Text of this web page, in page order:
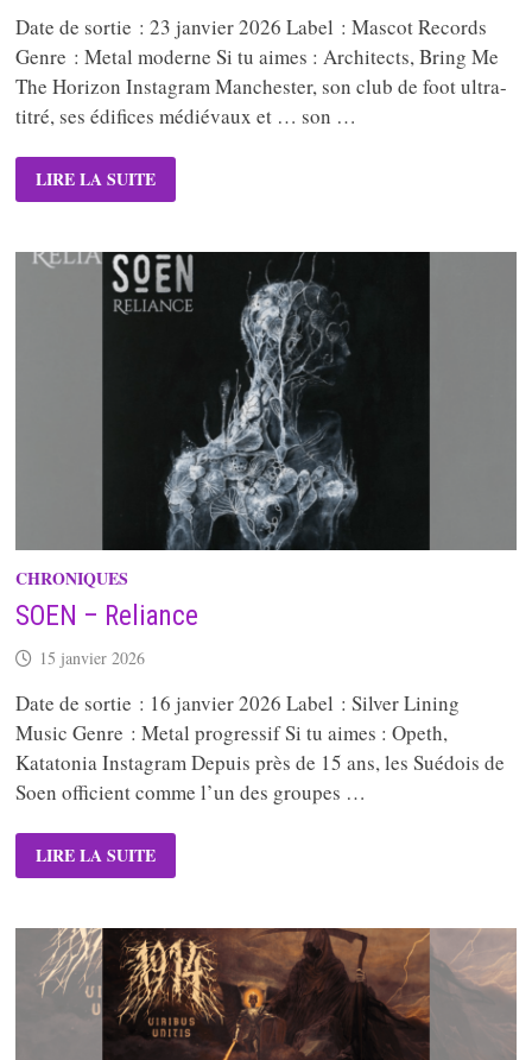
Date de sortie : 23 janvier 2026 Label : Mascot Records
Genre : Metal moderne Si tu aimes : Architects, Bring Me
The Horizon Instagram Manchester, son club de foot ultra-
titré, ses édifices médiévaux et … son …
THE
HARA
–
LIRE LA SUITE
CHRONIQUES
SOEN – Reliance
15 janvier 2026
Date de sortie : 16 janvier 2026 Label : Silver Lining
Music Genre : Metal progressif Si tu aimes : Opeth,
Katatonia Instagram Depuis près de 15 ans, les Suédois de
Soen officient comme l’un des groupes …
SOEN
–
RELIANCE
LIRE LA SUITE